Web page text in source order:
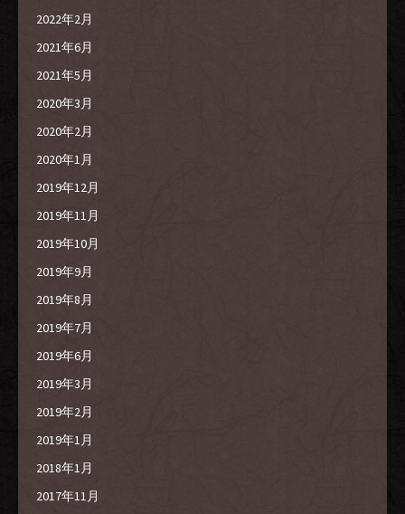
2022年2月
2021年6月
2021年5月
2020年3月
2020年2月
2020年1月
2019年12月
2019年11月
2019年10月
2019年9月
2019年8月
2019年7月
2019年6月
2019年3月
2019年2月
2019年1月
2018年1月
2017年11月